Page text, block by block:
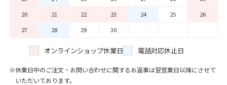
20
21 22 23 24 25
26
27
28 29 30
オンラインショップ休業日 電話対応休止日
休業日中のご注文・お問い合わせに関するお返事は翌営業日以降にさせて
いただいております。